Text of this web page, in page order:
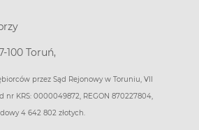
100 Toruń,
przez Sąd Rejonowy w Toruniu, VII
nr KRS: 0000049872, REGON 870227804,
4 642 802 złotych.